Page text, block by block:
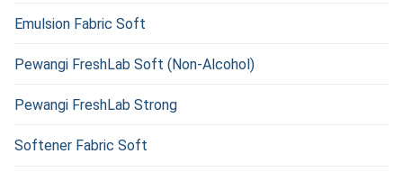
Emulsion Fabric Soft
Pewangi FreshLab Soft (Non-Alcohol)
Pewangi FreshLab Strong
Softener Fabric Soft